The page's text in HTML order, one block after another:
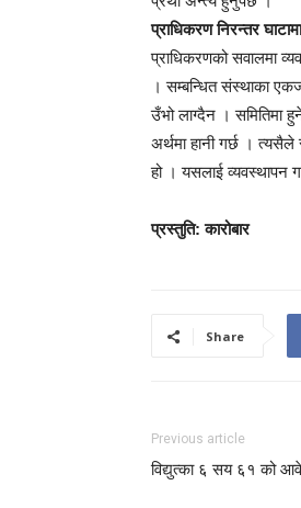
प्राधिकरण निरन्तर
प्राधिकरणको सवालमा
। सम्बन्धित संस्थाका
उँभो लाग्दैन । समितिमा
अर्थमा हानी गर्छ ।
हो । यसलाई व्यवस्थापन
प्रस्तुति: कारोबार
Share
Previous article
विद्युत्का ६ सय ६१ को